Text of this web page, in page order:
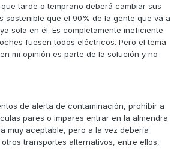
tarde o temprano deberá cambiar sus
sostenible que el 90% de la gente que va a
sola en él. Es completamente ineficiente
fuesen todos eléctricos. Pero el tema
mi opinión es parte de la solución y no
de alerta de contaminación, prohibir a
pares o impares entrar en la almendra
muy aceptable, pero a la vez debería
transportes alternativos, entre ellos,